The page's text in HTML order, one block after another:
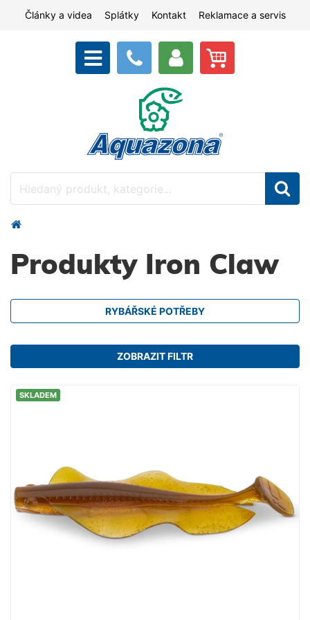
Články a videa Splátky Kontakt Reklamace a servis
Produkty Iron Claw
RYBÁŘSKÉ POTŘEBY
ZOBRAZIT FILTR
SKLADEM